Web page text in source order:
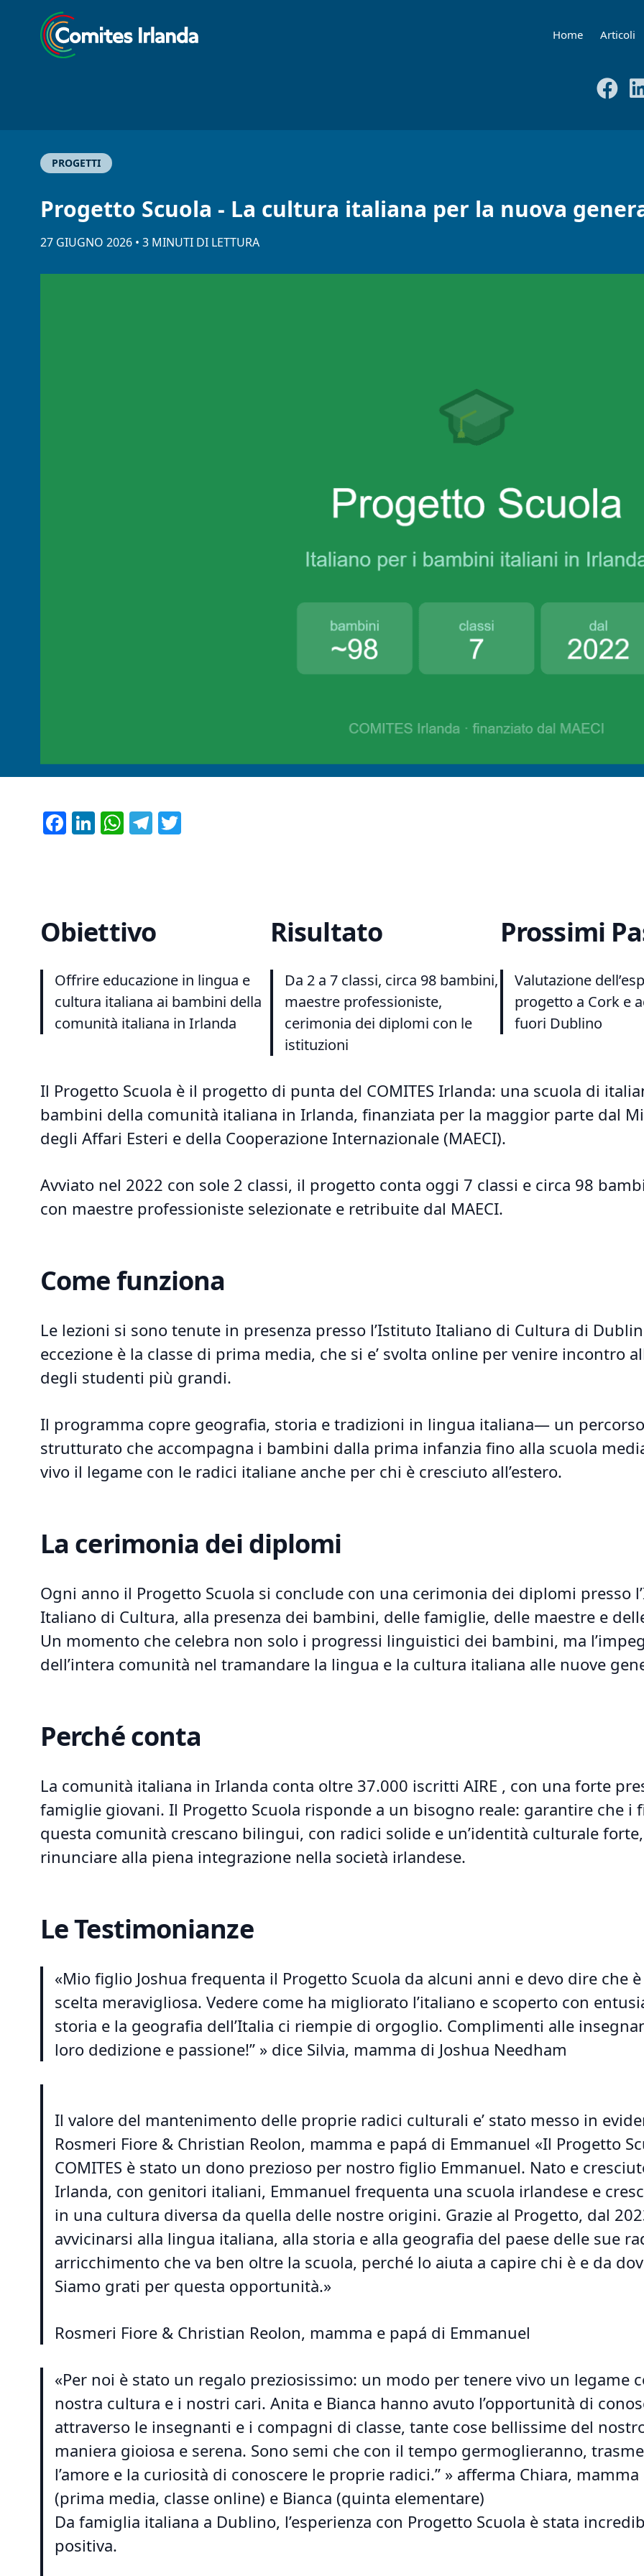
Home Articoli
PROGETTI
Progetto Scuola - La cultura italiana per la nuova
27 GIUGNO 2026 • 3 MINUTI DI LETTURA
Facebook
LinkedIn
WhatsApp
Telegram
Obiettivo
Offrire educazione in lingua e
cultura italiana ai bambini della
comunità italiana in Irlanda
Risultato
Da 2 a 7 classi, circa 98 bambini,
maestre professioniste,
cerimonia dei diplomi con le
istituzioni
Prossimi
Valutazione
progetto a Cork e
fuori Dublino
Il Progetto Scuola è il progetto di punta del COMITES Irlanda: una scuola di
bambini della comunità italiana in Irlanda, finanziata per la maggior parte dal
degli Affari Esteri e della Cooperazione Internazionale (MAECI).
Avviato nel 2022 con sole 2 classi, il progetto conta oggi 7 classi e circa 98
con maestre professioniste selezionate e retribuite dal MAECI.
Come funziona
Le lezioni si sono tenute in presenza presso l’Istituto Italiano di Cultura di
eccezione è la classe di prima media, che si e’ svolta online per venire incontro
degli studenti più grandi.
Il programma copre geografia, storia e tradizioni in lingua italiana— un percorso
strutturato che accompagna i bambini dalla prima infanzia fino alla scuola
vivo il legame con le radici italiane anche per chi è cresciuto all’estero.
La cerimonia dei diplomi
Ogni anno il Progetto Scuola si conclude con una cerimonia dei diplomi presso
Italiano di Cultura, alla presenza dei bambini, delle famiglie, delle maestre e
Un momento che celebra non solo i progressi linguistici dei bambini, ma
dell’intera comunità nel tramandare la lingua e la cultura italiana alle nuove
Perché conta
La comunità italiana in Irlanda conta oltre 37.000 iscritti AIRE , con una forte
famiglie giovani. Il Progetto Scuola risponde a un bisogno reale: garantire che i
questa comunità crescano bilingui, con radici solide e un’identità culturale
rinunciare alla piena integrazione nella società irlandese.
Le Testimonianze
«Mio figlio Joshua frequenta il Progetto Scuola da alcuni anni e devo dire che
scelta meravigliosa. Vedere come ha migliorato l’italiano e scoperto con
storia e la geografia dell’Italia ci riempie di orgoglio. Complimenti alle
loro dedizione e passione!” » dice Silvia, mamma di Joshua Needham
Il valore del mantenimento delle proprie radici culturali e’ stato messo in
Rosmeri Fiore & Christian Reolon, mamma e papá di Emmanuel «Il Progetto
COMITES è stato un dono prezioso per nostro figlio Emmanuel. Nato e
Irlanda, con genitori italiani, Emmanuel frequenta una scuola irlandese e
in una cultura diversa da quella delle nostre origini. Grazie al Progetto, dal
avvicinarsi alla lingua italiana, alla storia e alla geografia del paese delle sue
arricchimento che va ben oltre la scuola, perché lo aiuta a capire chi è e da
Siamo grati per questa opportunità.»
Rosmeri Fiore & Christian Reolon, mamma e papá di Emmanuel
«Per noi è stato un regalo preziosissimo: un modo per tenere vivo un legame
nostra cultura e i nostri cari. Anita e Bianca hanno avuto l’opportunità di
attraverso le insegnanti e i compagni di classe, tante cose bellissime del
maniera gioiosa e serena. Sono semi che con il tempo germoglieranno,
l’amore e la curiosità di conoscere le proprie radici.” » afferma Chiara,
(prima media, classe online) e Bianca (quinta elementare)
Da famiglia italiana a Dublino, l’esperienza con Progetto Scuola è stata
positiva.